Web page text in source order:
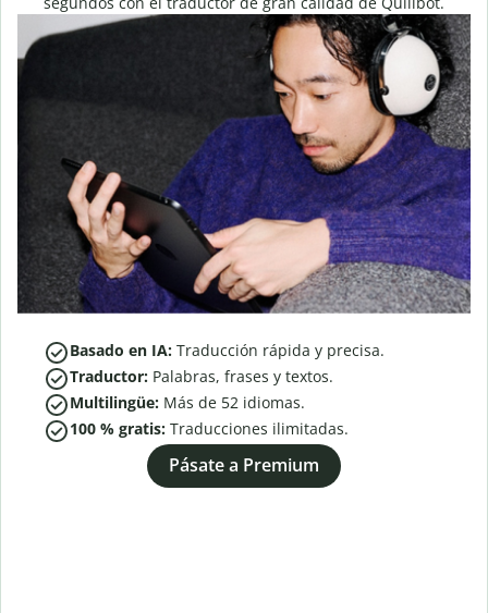
Basado en IA: Traducción rápida y precisa.
Traductor: Palabras, frases y textos.
Multilingüe: Más de 52 idiomas.
100 % gratis: Traducciones ilimitadas.
Pásate a Premium